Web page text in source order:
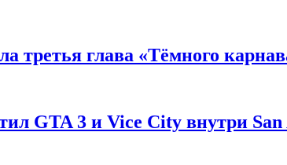
третья глава «Тёмного
GTA 3 и Vice City внутри San